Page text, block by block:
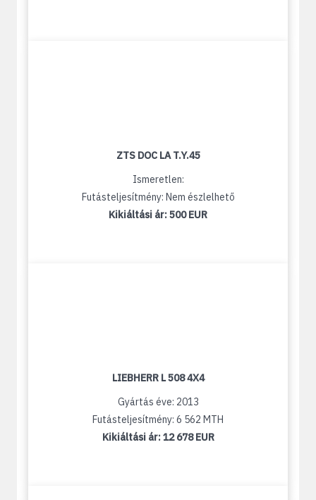
ZTS DOC LA T.Y.45
Ismeretlen:
Futásteljesítmény: Nem észlelhető
Kikiáltási ár:500 EUR
LIEBHERR L 508 4X4
Gyártás éve: 2013
Futásteljesítmény: 6 562 MTH
Kikiáltási ár:12 678 EUR